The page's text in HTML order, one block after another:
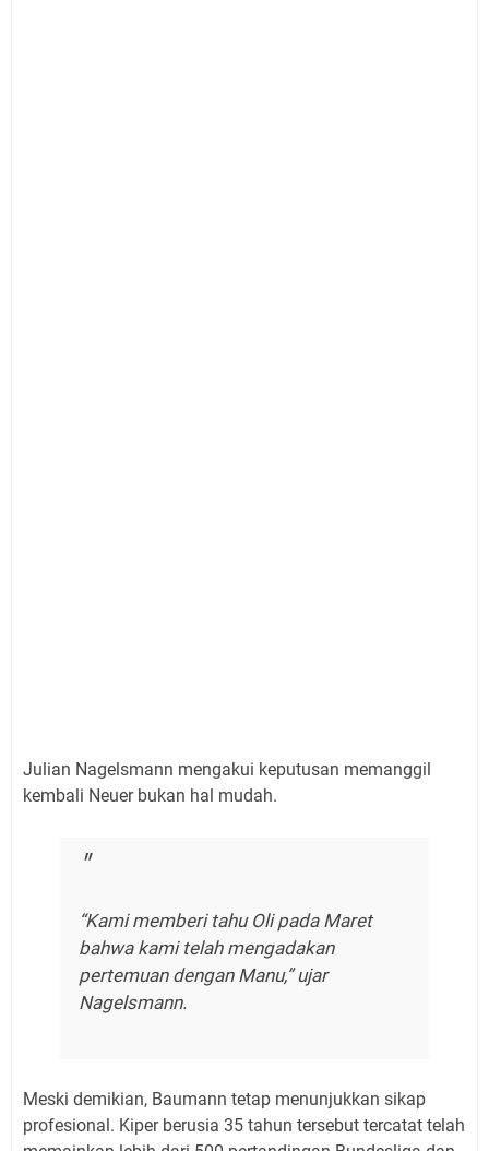
Julian Nagelsmann mengakui keputusan memanggil
kembali Neuer bukan hal mudah.
“Kami memberi tahu Oli pada Maret
bahwa kami telah mengadakan
pertemuan dengan Manu,” ujar
Nagelsmann.
Meski demikian, Baumann tetap menunjukkan sikap
profesional. Kiper berusia 35 tahun tersebut tercatat telah